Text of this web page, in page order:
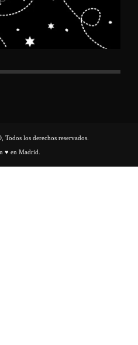
los derechos reservados.
♥ en Madrid.